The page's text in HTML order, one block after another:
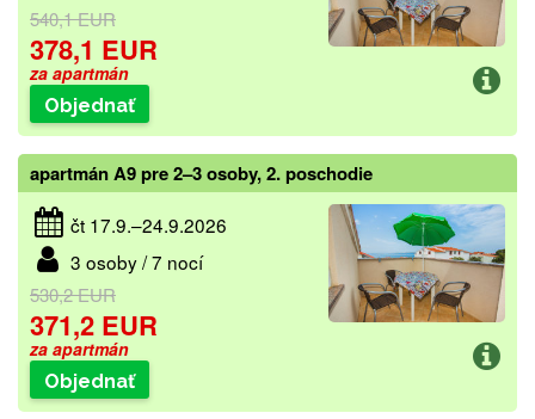
540,1 EUR
378,1 EUR
za apartmán
Objednať
apartmán A9 pre 2–3 osoby, 2. poschodie
čt 17.9.–24.9.2026
3 osoby / 7 nocí
530,2 EUR
371,2 EUR
za apartmán
Objednať